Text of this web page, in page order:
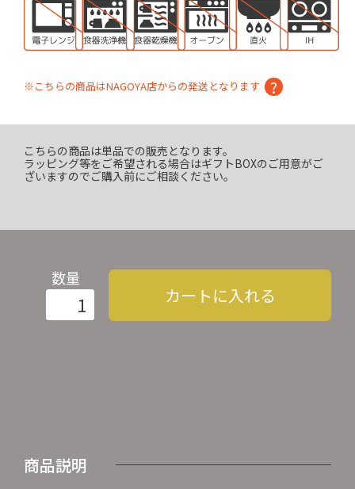
※こちらの商品はNAGOYA店からの発送となります
こちらの商品は単品での販売となります。
ラッピング等をご希望される場合はギフトBOXのご用意がご
ざいますのでご購入前にご相談ください。
数量
カートに入れる
商品説明